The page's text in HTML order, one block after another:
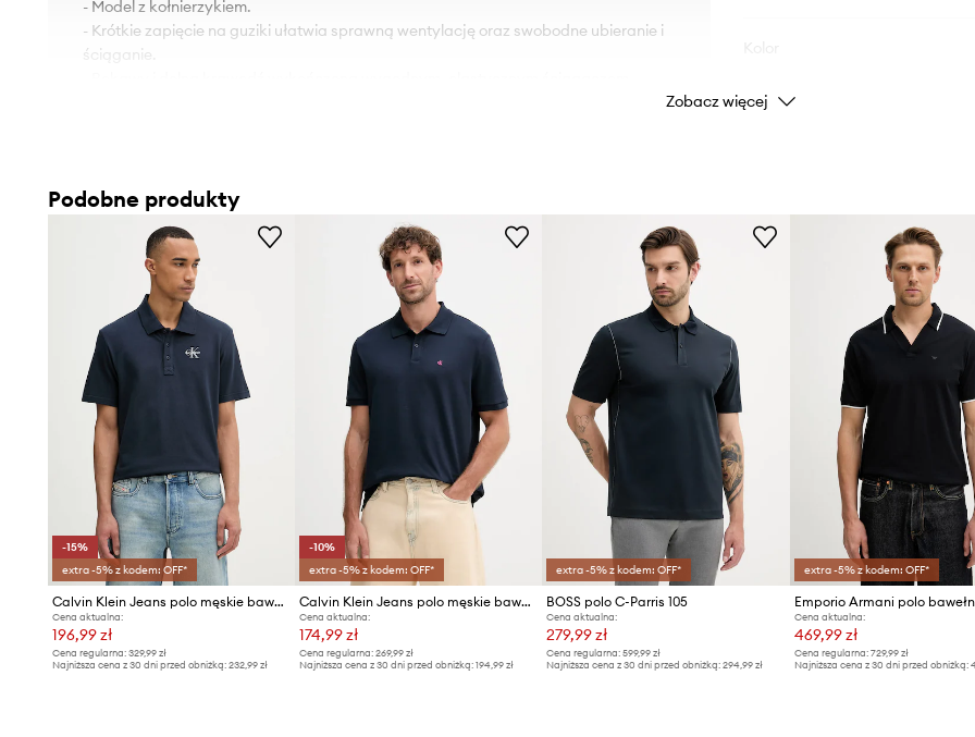
- Model z kołnierzykiem.
- Krótkie zapięcie na guziki ułatwia sprawną wentylację oraz swobodne ubieranie i
ściąganie.
Marka
ID Produktu
Zobacz więcej
Podobne produkty
-15%
extra -5% z kodem: OFF*
Calvin Klein Jeans polo męskie bawełniane
Cena aktualna:
196,99 zł
Cena regularna: 329,99 zł
Najniższa cena z 30 dni przed obniżką: 232,99 zł
-10%
extra -5% z kodem: OFF*
Calvin Klein Jeans polo męskie bawełniane
Cena aktualna:
174,99 zł
Cena regularna:269,99 zł
Najniższa cena z 30 dni przed obniżką:194,99 zł
extra -5% z kodem: OFF*
BOSS polo C-Parris 105
Cena aktualna:
279,99 zł
Cena regularna: 599,99 zł
Najniższa cena z 30 dni przed obniżką: 294,99 zł
extra -5% z kodem: OFF*
Emporio Armani polo
Cena aktualna:
469,99 zł
Cena regularna: 729,99 zł
Najniższa cena z 30 dni przed obniżką: